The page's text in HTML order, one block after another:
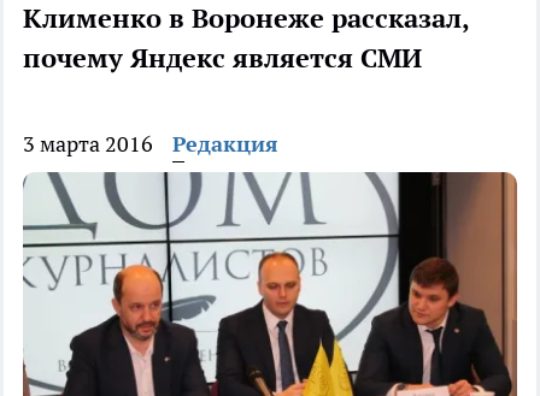
Клименко в Воронеже рассказал,
почему Яндекс является СМИ
3 марта 2016 Редакция